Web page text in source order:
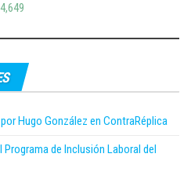
4,649
Hugo González en ContraRéplica
de Inclusión Laboral del